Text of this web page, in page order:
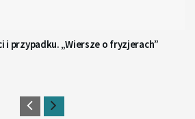
i przypadku. „Wiersze o fryzjerach”